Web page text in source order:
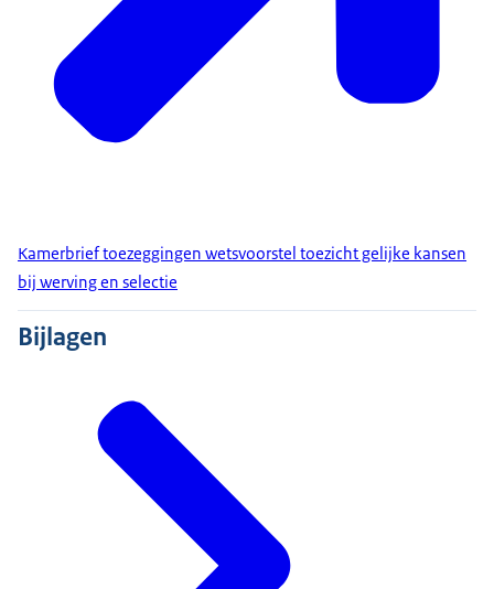
Kamerbrief toezeggingen wetsvoorstel toezicht gelijke kansen
bij werving en selectie
Bijlagen